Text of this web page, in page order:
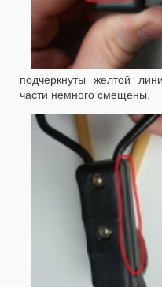
подчеркнуты желтой
части немного смещены.